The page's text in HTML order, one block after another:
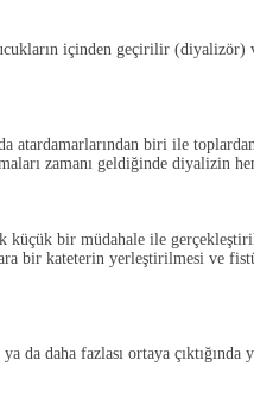
içinden geçirilir (diyalizör)
atardamarlarından biri ile
zamanı geldiğinde diyalizin
küçük bir müdahale ile
bir kateterin yerleştirilmesi ve
da daha fazlası ortaya